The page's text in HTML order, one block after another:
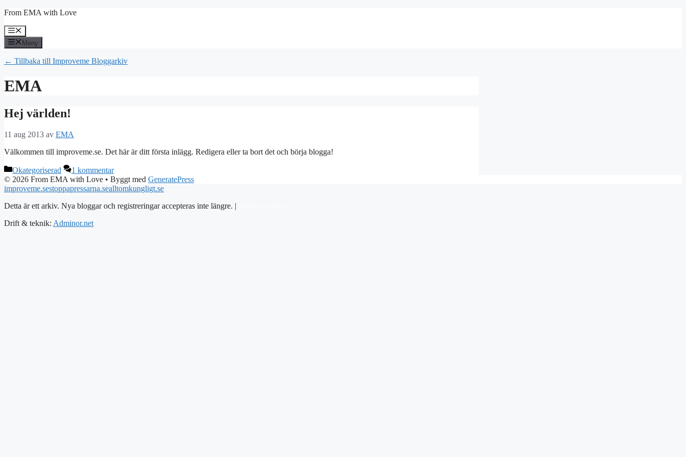
Hoppa
innehåll
From EMA with Love
Meny
Meny
← Tillbaka till Improveme Bloggarkiv
EMA
Hej världen!
11 aug 2013 av EMA
Välkommen till improveme.se. Det här är ditt första inlägg. Redigera eller ta bort det och börja blogga!
Kategorier
Okategoriserad
1 kommentar
© 2026 From EMA with Love • Byggt med GeneratePress
improveme.sestoppapressarna.sealltomkungligt.se
Detta är ett arkiv. Nya bloggar och registreringar accepteras inte längre. |
Drift & teknik: Adminor.net